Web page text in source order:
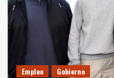
generan
Empleo Gobierno